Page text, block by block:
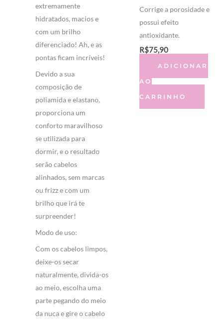
extremamente
hidratados, macios e
com um brilho
diferenciado! Ah, e as
pontas ficam incríveis!
Devido a sua
composição de
poliamida e elastano,
proporciona um
conforto maravilhoso
se utilizada para
dormir, e o resultado
serão cabelos
alinhados, sem marcas
ou frizz e com um
brilho que irá te
surpreender!
Modo de uso:
Com os cabelos limpos,
deixe-os secar
naturalmente, divida-os
ao meio, escolha uma
parte pegando do meio
da nuca e gire o cabelo
Corrige a porosidade e
possui efeito
antioxidante.
R$75,90
ADICIONAR
AO
CARRINHO